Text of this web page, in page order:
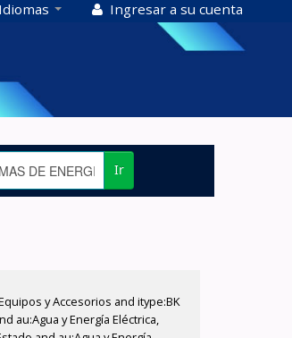
Idiomas Ingresar a su cuenta
Ir
y Accesorios and itype:BK
au:Agua y Energía Eléctrica,